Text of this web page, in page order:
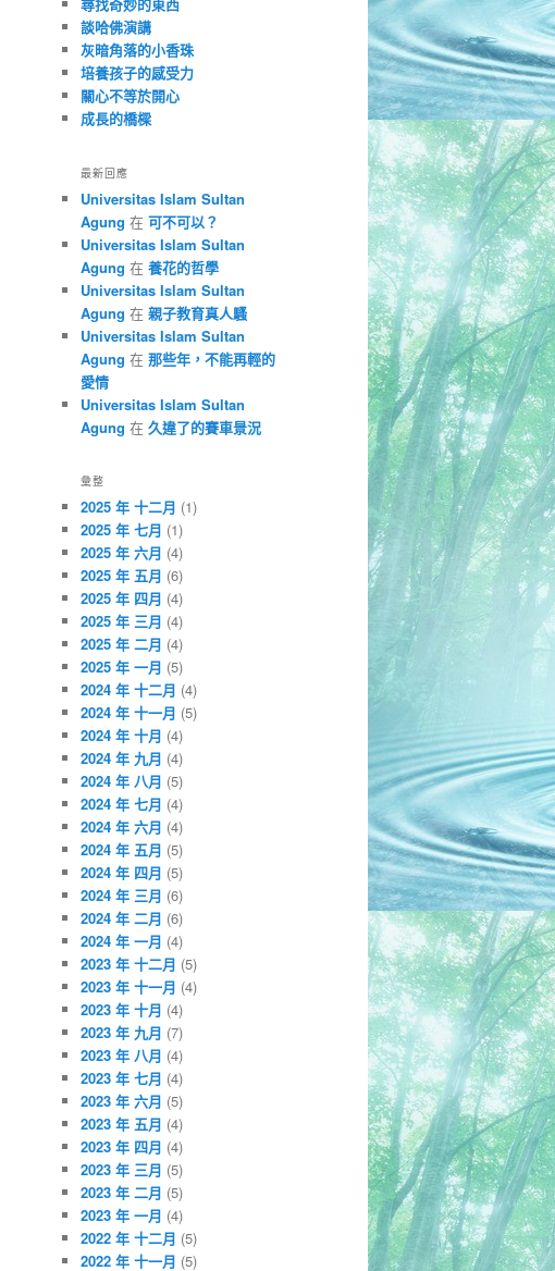
談哈佛演講
灰暗角落的小香珠
培養孩子的感受力
關心不等於開心
成長的橋樑
最新回應
Universitas Islam Sultan
Agung 在 可不可以？
Universitas Islam Sultan
Agung 在 養花的哲學
Universitas Islam Sultan
Agung 在 親子教育真人騷
Universitas Islam Sultan
Agung 在 那些年，不能再輕的
愛情
Universitas Islam Sultan
Agung 在 久違了的賽車景況
彙整
2025 年 十二月 (1)
2025 年 七月 (1)
2025 年 六月 (4)
2025 年 五月 (6)
2025 年 四月 (4)
2025 年 三月 (4)
2025 年 二月 (4)
2025 年 一月 (5)
2024 年 十二月 (4)
2024 年 十一月 (5)
2024 年 十月 (4)
2024 年 九月 (4)
2024 年 八月 (5)
2024 年 七月 (4)
2024 年 六月 (4)
2024 年 五月 (5)
2024 年 四月 (5)
2024 年 三月 (6)
2024 年 二月 (6)
2024 年 一月 (4)
2023 年 十二月 (5)
2023 年 十一月 (4)
2023 年 十月 (4)
2023 年 九月 (7)
2023 年 八月 (4)
2023 年 七月 (4)
2023 年 六月 (5)
2023 年 五月 (4)
2023 年 四月 (4)
2023 年 三月 (5)
2023 年 二月 (5)
2023 年 一月 (4)
2022 年 十二月 (5)
2022 年 十一月 (5)